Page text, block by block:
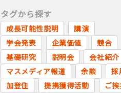
タグから探す
成長可能性説明
講演
学会発表
企業価値
競合
基礎研究
説明会
会社紹介
マスメディア報道
余談
採
加登住
提携獲得活動
ご